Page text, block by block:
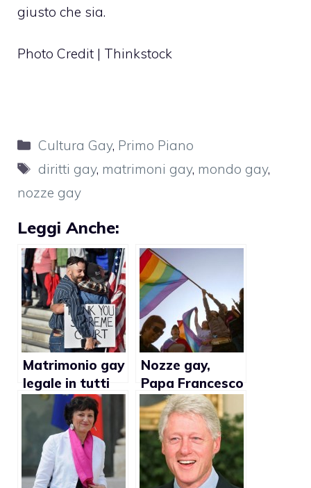
giusto che sia.
Photo Credit | Thinkstock
Categorie
Cultura Gay, Primo Piano
Tag
diritti gay, matrimoni gay, mondo gay,
nozze gay
Leggi Anche:
Matrimonio gay
legale in tutti
gli Stati Uniti!
Nozze gay,
Papa Francesco
e gli
interrogativi